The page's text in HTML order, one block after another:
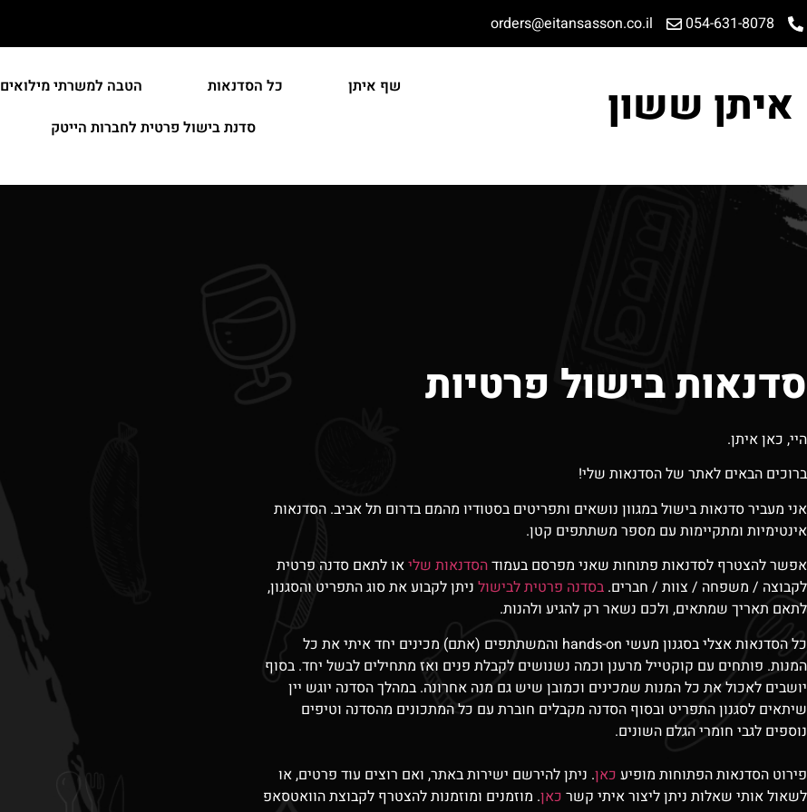
054-631-8078
orders@eitansasson.co.il
איתן ששון שף איתן כל הסדנאות הטבה למשרתי מילואים
סדנת בישול פרטית לחברות הייטק
סדנאות בישול פרטיות
היי, כאן איתן.
ברוכים הבאים לאתר של הסדנאות שלי!
אני מעביר סדנאות בישול במגוון נושאים ותפריטים בסטודיו מהמם בדרום תל אביב. הסדנאות
אינטימיות ומתקיימות עם מספר משתתפים קטן.
אפשר להצטרף לסדנאות פתוחות שאני מפרסם בעמודהסדנאות שליאו לתאם סדנה פרטית
לקבוצה / משפחה / צוות / חברים. בסדנה פרטית לבישול ניתן לקבוע את סוג התפריט והסגנון,
לתאם תאריך שמתאים, ולכם נשאר רק להגיע ולהנות.
כל הסדנאות אצלי בסגנון מעשי hands-on והמשתתפים (אתם) מכינים יחד איתי את כל
המנות. פותחים עם קוקטייל מרענן וכמה נשנושים לקבלת פנים ואז מתחילים לבשל יחד. בסוף
יושבים לאכול את כל המנות שמכינים וכמובן שיש גם מנה אחרונה. במהלך הסדנה יוגש יין
שיתאים לסגנון התפריט ובסוף הסדנה מקבלים חוברת עם כל המתכונים מהסדנה וטיפים
נוספים לגבי חומרי הגלם השונים.
פירוט הסדנאות הפתוחות מופיע כאן. ניתן להירשם ישירות באתר, ואם רוצים עוד פרטים, או
לשאול אותי שאלות ניתן ליצור איתי קשר כאן. מוזמנים ומוזמנות להצטרף לקבוצת הוואטסאפ